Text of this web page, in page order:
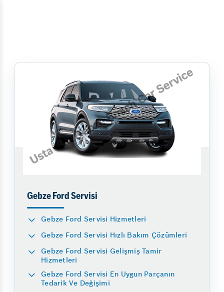
Gebze Ford Servisi
Gebze Ford Servisi Hizmetleri
Gebze Ford Servisi Hızlı Bakım Çözümleri
Gebze Ford Servisi Gelişmiş Tamir
Hizmetleri
Gebze Ford Servisi En Uygun Parçanın
Tedarik Ve Değişimi